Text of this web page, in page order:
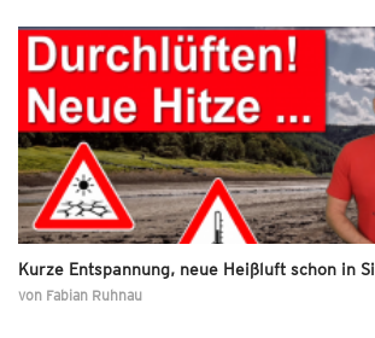
Kurze Entspannung, neue Heißluft schon in
von Fabian Ruhnau